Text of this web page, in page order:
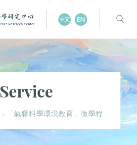
Service
> 「氣膠科學環境教育」微學程